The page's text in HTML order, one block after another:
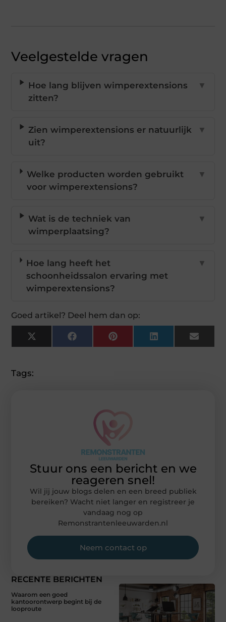
Veelgestelde vragen
Hoe lang blijven wimperextensions
zitten?
▼
Zien wimperextensions er natuurlijk
uit?
▼
Welke producten worden gebruikt
voor wimperextensions?
▼
Wat is de techniek van
wimperplaatsing?
▼
Hoe lang heeft het
schoonheidssalon ervaring met
wimperextensions?
▼
Goed artikel? Deel hem dan op:
X
(Twitter)
FacebookPinterestLinkedInEmail
Tags:
RECENTE BERICHTEN
Waarom een goed
kantoorontwerp begint bij de
looproute
Stuur ons een bericht en we
reageren snel!
Wil jij jouw blogs delen en een breed publiek
bereiken? Wacht niet langer en registreer je
vandaag nog op
Remonstrantenleeuwarden.nl
Neem contact op